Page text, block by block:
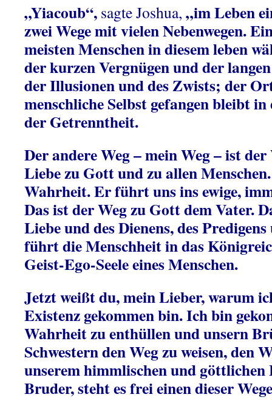
„Yiacoub“, sagte Joshua, „im Leben
zwei Wege mit vielen Nebenwegen.
meisten Menschen in diesem leben
der kurzen Vergnügen und der
der Illusionen und des Zwists; der
menschliche Selbst gefangen bleibt
der Getrenntheit.
Der andere Weg – mein Weg – ist
Liebe zu Gott und zu allen
Wahrheit. Er führt uns ins ewige,
Das ist der Weg zu Gott dem Vater.
Liebe und des Dienens, des
führt die Menschheit in das
Geist-Ego-Seele eines Menschen.
Jetzt weißt du, mein Lieber, warum
Existenz gekommen bin. Ich bin
Wahrheit zu enthüllen und unsern
Schwestern den Weg zu weisen, den
unserem himmlischen und göttlichen
Bruder, steht es frei einen dieser